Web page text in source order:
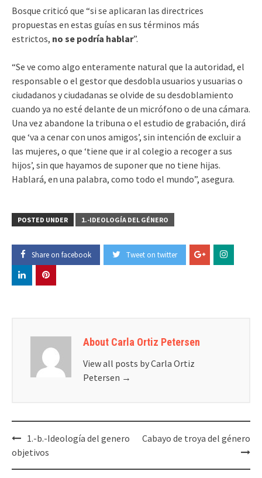
Bosque criticó que “si se aplicaran las directrices
propuestas en estas guías en sus términos más
estrictos, no se podría hablar”.
“Se ve como algo enteramente natural que la autoridad, el
responsable o el gestor que desdobla usuarios y usuarias o
ciudadanos y ciudadanas se olvide de su desdoblamiento
cuando ya no esté delante de un micrófono o de una cámara.
Una vez abandone la tribuna o el estudio de grabación, dirá
que ‘va a cenar con unos amigos’, sin intención de excluir a
las mujeres, o que ‘tiene que ir al colegio a recoger a sus
hijos’, sin que hayamos de suponer que no tiene hijas.
Hablará, en una palabra, como todo el mundo”, asegura.
POSTED UNDER 1.-IDEOLOGÍA DEL GÉNERO
Share on facebook Tweet on twitter
About Carla Ortiz Petersen
View all posts by Carla Ortiz
Petersen →
Post
navigation
1.-b.-Ideología del genero
objetivos
Cabayo de troya del género